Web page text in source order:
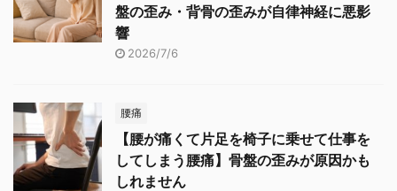
盤の歪み・背骨の歪みが自律神経に悪影
響
2026/7/6
腰痛
【腰が痛くて片足を椅子に乗せて仕事を
してしまう腰痛】骨盤の歪みが原因かも
しれません